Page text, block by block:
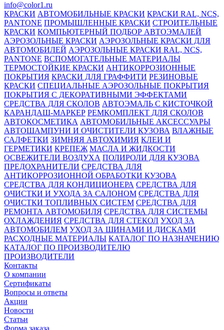
info@color1.ru
КРАСКИ АВТОМОБИЛЬНЫЕ КРАСКИ КРАСКИ RAL, NCS,
PANTONE ПРОМЫШЛЕННЫЕ КРАСКИ СТРОИТЕЛЬНЫЕ
КРАСКИ КОМПЬЮТЕРНЫЙ ПОДБОР АВТОЭМАЛЕЙ
АЭРОЗОЛЬНЫЕ КРАСКИ АЭРОЗОЛЬНЫЕ КРАСКИ ДЛЯ
АВТОМОБИЛЕЙ АЭРОЗОЛЬНЫЕ КРАСКИ RAL, NCS,
PANTONE ВСПОМОГАТЕЛЬНЫЕ МАТЕРИАЛЫ
ТЕРМОСТОЙКИЕ КРАСКИ АНТИКОРРОЗИОННЫЕ
ПОКРЫТИЯ КРАСКИ ДЛЯ ГРАФФИТИ РЕЗИНОВЫЕ
КРАСКИ СПЕЦИАЛЬНЫЕ АЭРОЗОЛЬНЫЕ ПОКРЫТИЯ
ПОКРЫТИЯ С ДЕКОРАТИВНЫМИ ЭФФЕКТАМИ
СРЕДСТВА ДЛЯ СКОЛОВ АВТОЭМАЛЬ С КИСТОЧКОЙ
КАРАНДАШ-МАРКЕР РЕМКОМПЛЕКТ ДЛЯ СКОЛОВ
АВТОКОСМЕТИКА АВТОМОБИЛЬНЫЕ АКСЕССУАРЫ
АВТОШАМПУНИ И ОЧИСТИТЕЛИ КУЗОВА ВЛАЖНЫЕ
САЛФЕТКИ ЗИМНЯЯ АВТОХИМИЯ КЛЕИ И
ГЕРМЕТИКИ КРЕПЕЖ МАСЛА И ЖИДКОСТИ
ОСВЕЖИТЕЛИ ВОЗДУХА ПОЛИРОЛИ ДЛЯ КУЗОВА
ПРЕДОХРАНИТЕЛИ СРЕДСТВА ДЛЯ
АНТИКОРРОЗИОННОЙ ОБРАБОТКИ КУЗОВА
СРЕДСТВА ДЛЯ КОНДИЦИОНЕРА СРЕДСТВА ДЛЯ
ОЧИСТКИ И УХОДА ЗА САЛОНОМ СРЕДСТВА ДЛЯ
ОЧИСТКИ ТОПЛИВНЫХ СИСТЕМ СРЕДСТВА ДЛЯ
РЕМОНТА АВТОМОБИЛЯ СРЕДСТВА ДЛЯ СИСТЕМЫ
ОХЛАЖДЕНИЯ СРЕДСТВА ДЛЯ СТЕКОЛ УХОД ЗА
АВТОМОБИЛЕМ УХОД ЗА ШИНАМИ И ДИСКАМИ
РАСХОДНЫЕ МАТЕРИАЛЫ КАТАЛОГ ПО НАЗНАЧЕНИЮ
КАТАЛОГ ПО ПРОИЗВОДИТЕЛЮ
ПРОИЗВОДИТЕЛИ
Контакты
О компании
Сертификаты
Вопросы и ответы
Акции
Новости
Статьи